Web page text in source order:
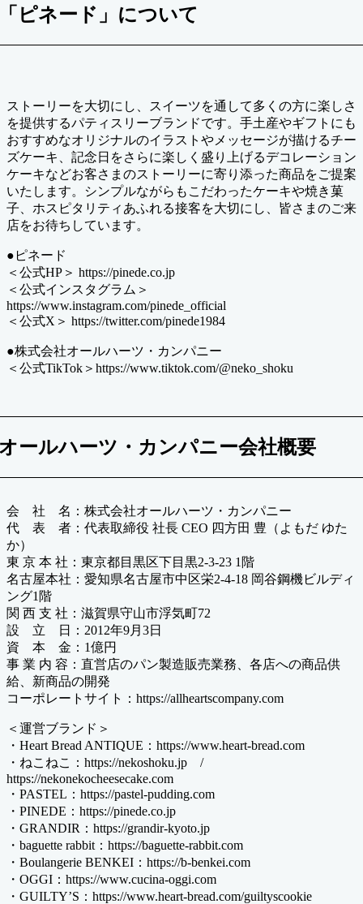
ピネード」について
ストーリーを大切にし、スイーツを通して多くの方に楽しさ
を提供するパティスリーブランドです。手土産やギフトにも
おすすめなオリジナルのイラストやメッセージが描けるチー
ズケーキ、記念日をさらに楽しく盛り上げるデコレーション
ケーキなどお客さまのストーリーに寄り添った商品をご提案
いたします。シンプルながらもこだわったケーキや焼き菓
子、ホスピタリティあふれる接客を大切にし、皆さまのご来
店をお待ちしています。
●ピネード
＜公式HP＞ https://pinede.co.jp
＜公式インスタグラム＞
https://www.instagram.com/pinede_official
＜公式X＞ https://twitter.com/pinede1984
●株式会社オールハーツ・カンパニー
＜公式TikTok＞https://www.tiktok.com/@neko_shoku
ールハーツ・カンパニー会社概要
会 社 名：株式会社オールハーツ・カンパニー
代 表 者：代表取締役 社長 CEO 四方田 豊（よもだ ゆた
か）
東 京 本 社：東京都目黒区下目黒2-3-23 1階
名古屋本社：愛知県名古屋市中区栄2-4-18 岡谷鋼機ビルディ
ング1階
関 西 支 社：滋賀県守山市浮気町72
設 立 日：2012年9月3日
資 本 金：1億円
事 業 内 容：直営店のパン製造販売業務、各店への商品供
給、新商品の開発
コーポレートサイト：https://allheartscompany.com
＜運営ブランド＞
・Heart Bread ANTIQUE：https://www.heart-bread.com
・ねこねこ：https://nekoshoku.jp /
https://nekonekocheesecake.com
・PASTEL：https://pastel-pudding.com
・PINEDE：https://pinede.co.jp
・GRANDIR：https://grandir-kyoto.jp
・baguette rabbit：https://baguette-rabbit.com
・Boulangerie BENKEI：https://b-benkei.com
・OGGI：https://www.cucina-oggi.com
・GUILTYʼS：https://www.heart-bread.com/guiltyscookie